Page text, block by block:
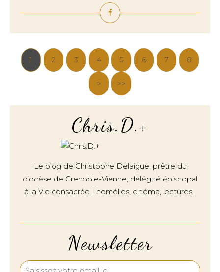
1 2 3 4 5 6 7 8
> >>
Newsletter
Chris.D.+
Le blog de Christophe Delaigue, prêtre du
diocèse de Grenoble-Vienne, délégué épiscopal
à la Vie consacrée | homélies, cinéma, lectures…